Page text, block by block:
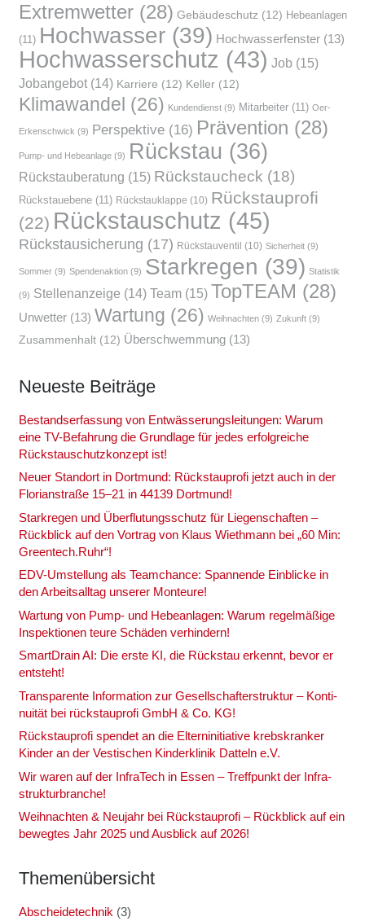
Extremwetter(28) Gebäudeschutz (12) Hebeanlagen
(11) Hochwasser(39) Hochwasserfenster(13)
Hochwasserschutz (43) Job(15)
Jobangebot(14) Karriere (12) Keller(12)
Klimawandel (26) Kundendienst(9) Mitarbeiter(11) Oer-
Erkenschwick (9) Perspektive(16) Prävention (28)
Pump- und Hebeanlage(9) Rückstau (36)
Rückstauberatung (15) Rückstaucheck (18)
Rückstauebene(11) Rückstauklappe (10) Rückstauprofi
(22) Rückstauschutz (45)
Rückstausicherung (17) Rückstauventil (10) Sicherheit(9)
Sommer(9) Spendenaktion(9) Starkregen (39) Statistik
(9) Stellenanzeige (14) Team(15) TopTEAM (28)
Unwetter(13) Wartung (26) Weihnachten(9) Zukunft(9)
Zusammenhalt(12) Überschwemmung(13)
Neu­es­te Bei­trä­ge
Bestands­er­fas­sung von Ent­wäs­se­rungs­lei­tun­gen: War­um
eine TV-Befah­rung die Grund­la­ge für jedes erfolg­rei­che
Rückstau­schutz­kon­zept ist!
Neu­er Stand­ort in Dort­mund: Rück­stau­pro­fi jetzt auch in der
Flo­ri­an­stra­ße 15–21 in 44139 Dort­mund!
Stark­re­gen und Über­flu­tungs­schutz für Lie­gen­schaf­ten –
Rück­blick auf den Vor­trag von Klaus Wieth­mann bei „60 Min:
Greentech.Ruhr“!
EDV-Umstel­lung als Team­chan­ce: Span­nen­de Ein­bli­cke in
den Arbeits­all­tag unse­rer Mon­teu­re!
War­tung von Pump- und Hebe­an­la­gen: War­um regel­mä­ßi­ge
Inspek­tio­nen teu­re Schä­den ver­hin­dern!
Smart­Drain AI: Die ers­te KI, die Rück­stau erkennt, bevor er
ent­steht!
Trans­pa­ren­te Infor­ma­ti­on zur Gesell­schaf­ter­struk­tur – Kon­ti­
nui­tät bei rück­stau­pro­fi GmbH & Co. KG!
Rück­stau­pro­fi spen­det an die Eltern­in­itia­ti­ve krebs­kran­ker
Kin­der an der Ves­ti­schen Kin­der­kli­nik Dat­teln e.V.
Wir waren auf der Infra­Tech in Essen – Treff­punkt der Infra­
struk­tur­bran­che!
Weih­nach­ten & Neu­jahr bei Rück­stau­pro­fi – Rück­blick auf ein
beweg­tes Jahr 2025 und Aus­blick auf 2026!
The­men­über­sicht
Abscheidetechnik (3)